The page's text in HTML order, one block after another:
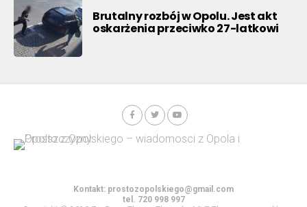
Brutalny rozbój w Opolu. Jest akt
oskarżenia przeciwko 27-latkowi
Kontakt: prostozopolskiego@gmail.com
tel. 720 998 997